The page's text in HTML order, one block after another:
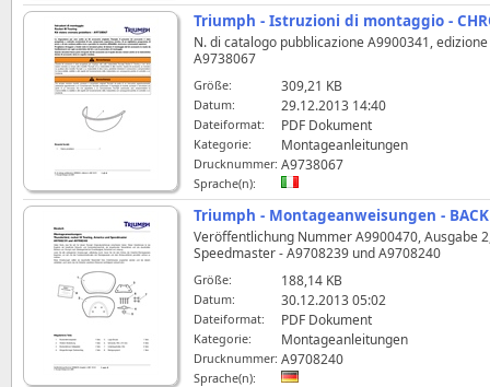
Triumph - Istruzioni di montaggio -
N. di catalogo pubblicazione A9900341,
A9738067
Größe: 309,21 KB
Datum: 29.12.2013 14:40
Dateiformat: PDF Dokument
Kategorie: Montageanleitungen
Drucknummer: A9738067
Sprache(n):
Triumph - Montageanweisungen -
Veröffentlichung Nummer A9900470, Ausgabe
Speedmaster - A9708239 und A9708240
Größe: 188,14 KB
Datum: 30.12.2013 05:02
Dateiformat: PDF Dokument
Kategorie: Montageanleitungen
Drucknummer: A9708240
Sprache(n):